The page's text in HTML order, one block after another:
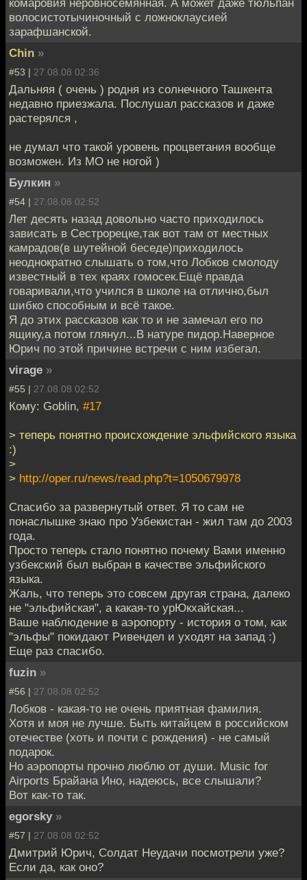
волосистотычиночный с ложноклаусией
зарафшанской.
Chin »
#53 | 27.08.08 02:36
Дальняя ( очень ) родня из солнечного Ташкента
недавно приезжала. Послушал рассказов и даже
растерялся ,
не думал что такой уровень процветания вообще
возможен. Из МО не ногой )
Булкин »
#54 | 27.08.08 02:52
Лет десять назад довольно часто приходилось
зависать в Сестрорецке,так вот там от местных
камрадов(в шутейной беседе)приходилось
неоднократно слышать о том,что Лобков смолоду
известный в тех краях гомосек.Ещё правда
говаривали,что учился в школе на отлично,был
шибко способным и всё такое.
Я до этих рассказов как то и не замечал его по
ящику,а потом глянул...В натуре пидор.Наверное
Юрич по этой причине встречи с ним избегал.
virage »
#55 | 27.08.08 02:52
Кому: Goblin, #17
> теперь понятно происхождение эльфийского языка
:)
>
> http://oper.ru/news/read.php?t=1050679978
Спасибо за развернутый ответ. Я то сам не
понаслышке знаю про Узбекистан - жил там до 2003
года.
Просто теперь стало понятно почему Вами именно
узбекский был выбран в качестве эльфийского
языка.
Жаль, что теперь это совсем другая страна, далеко
не "эльфийская", а какая-то урЮкхайская...
Ваше наблюдение в аэропорту - история о том, как
"эльфы" покидают Ривендел и уходят на запад :)
Еще раз спасибо.
fuzin »
#56 | 27.08.08 02:52
Лобков - какая-то не очень приятная фамилия.
Хотя и моя не лучше. Быть китайцем в российском
отечестве (хоть и почти с рождения) - не самый
подарок.
Но аэропорты прочно люблю от души. Music for
Airports Брайана Ино, надеюсь, все слышали?
Вот как-то так.
egorsky »
#57 | 27.08.08 02:52
Дмитрий Юрич, Солдат Неудачи посмотрели уже?
Если да, как оно?